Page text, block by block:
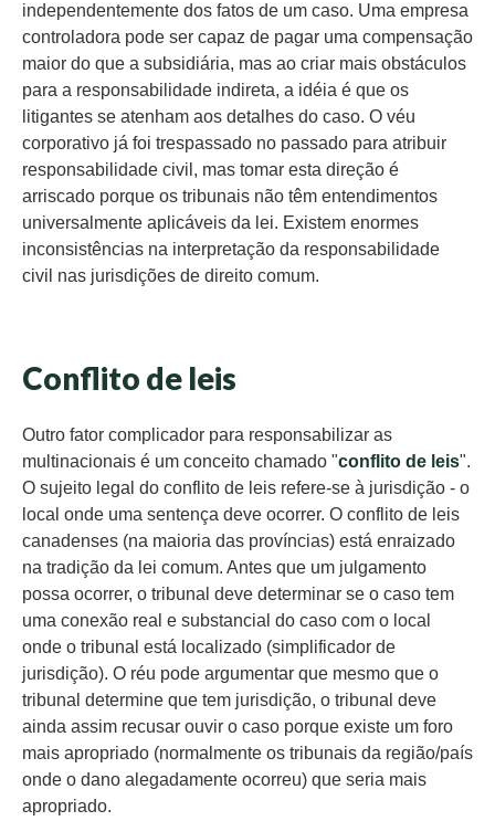
independentemente dos fatos de um caso. Uma empresa
controladora pode ser capaz de pagar uma compensação
maior do que a subsidiária, mas ao criar mais obstáculos
para a responsabilidade indireta, a idéia é que os
litigantes se atenham aos detalhes do caso. O véu
corporativo já foi trespassado no passado para atribuir
responsabilidade civil, mas tomar esta direção é
arriscado porque os tribunais não têm entendimentos
universalmente aplicáveis da lei. Existem enormes
inconsistências na interpretação da responsabilidade
civil nas jurisdições de direito comum.
Conflito de leis
Outro fator complicador para responsabilizar as
multinacionais é um conceito chamado "conflito de leis".
O sujeito legal do conflito de leis refere-se à jurisdição - o
local onde uma sentença deve ocorrer. O conflito de leis
canadenses (na maioria das províncias) está enraizado
na tradição da lei comum. Antes que um julgamento
possa ocorrer, o tribunal deve determinar se o caso tem
uma conexão real e substancial do caso com o local
onde o tribunal está localizado (simplificador de
jurisdição). O réu pode argumentar que mesmo que o
tribunal determine que tem jurisdição, o tribunal deve
ainda assim recusar ouvir o caso porque existe um foro
mais apropriado (normalmente os tribunais da região/país
onde o dano alegadamente ocorreu) que seria mais
apropriado.